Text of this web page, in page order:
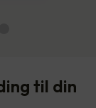
til din